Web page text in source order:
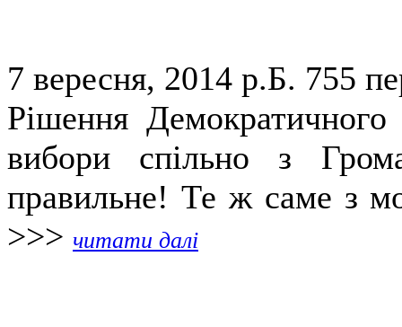
7 вересня, 2014 р.Б. 755
Рішення
вибори спільно з
правильне! Те ж саме з
>>> читати далі